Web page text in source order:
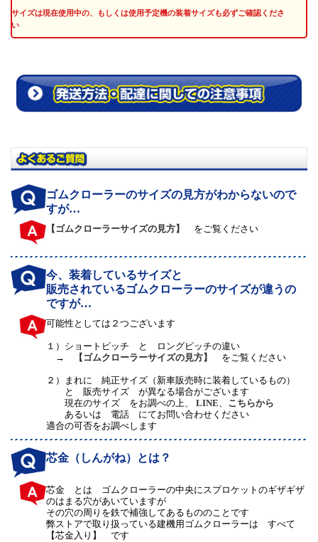
サイズは現在使用中の、もしくは使用予定機の装着サイズも必ずご確認くださ
い
ゴムクローラーのサイズの見方がわからないので
すが…
【ゴムクローラーサイズの見方】 をご覧ください
今、装着しているサイズと
販売されているゴムクローラーのサイズが違うの
ですが…
可能性としては２つございます
１） ショートピッチ と ロングピッチの違い
→
【ゴムクローラーサイズの見方】 をご覧ください
２）
まれに 純正サイズ（新車販売時に装着しているもの）
と 販売サイズ が異なる場合がございます
現在のサイズ をお調べの上、LINE
こちらから
あるいは 電話 にてお問い合わせください
適合の可否をお調べします
芯金（しんがね）とは？
芯金 とは ゴムクローラーの中央にスプロケットのギザギザ
のはまる穴があいていますが
その穴の周りを鉄で補強してあるもののことです
弊ストアで取り扱っている建機用ゴムクローラーは すべて
【芯金入り】 です